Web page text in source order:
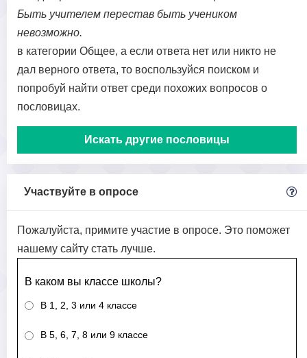
Быть учителем перестав быть учеником
невозможно.
в категории Общее, а если ответа нет или никто не
дал верного ответа, то воспользуйся поиском и
попробуй найти ответ среди похожих вопросов о
пословицах.
Искать другие пословицы
Участвуйте в опросе
Пожалуйста, примите участие в опросе. Это поможет
нашему сайту стать лучше.
В каком вы классе школы?
В 1, 2, 3 или 4 классе
В 5, 6, 7, 8 или 9 классе